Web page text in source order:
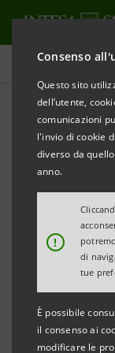
Consenso
Questo sito
dell’utente,
comunicazioni
l'invio di cookie
diverso da
anno.
!
di
tue
È possibile
il consenso ai
modificare le
Homepage
Intesa
Gruppo
stanno
requisiti di
dettata in
codice etico.
Il diritto
anche
manutenzione